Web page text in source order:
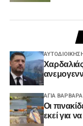
ΑΓΙΑ ΒΑΡΒΑΡΑ
Οι
εκεί για